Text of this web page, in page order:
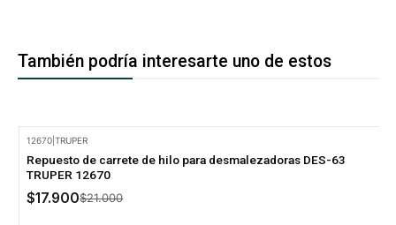
También podría interesarte uno de estos
12670 |TRUPER
Repuesto de carrete de hilo para desmalezadoras DES-63
TRUPER 12670
$17.900$21.000